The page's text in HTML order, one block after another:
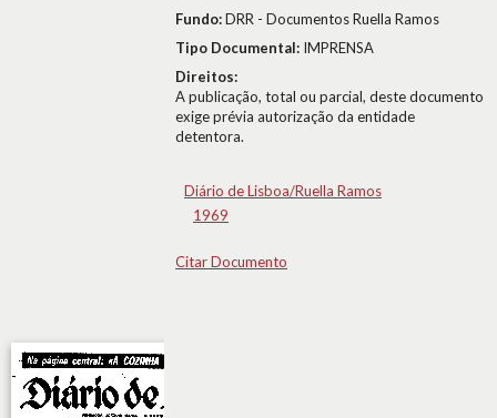
Fundo:DRR - Documentos Ruella Ramos
Tipo Documental: IMPRENSA
Direitos:
A publicação, total ou parcial, deste documento
exige prévia autorização da entidade
detentora.
Diário de Lisboa/Ruella Ramos
1969
Citar Documento